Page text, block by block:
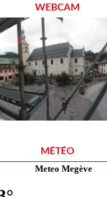
WEBCAM
MÉTÉO
Meteo Megève